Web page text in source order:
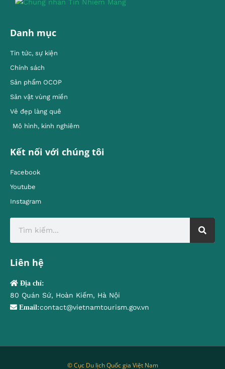
Danh mục
Tin tức, sự kiện
Chính sách
Sản phẩm OCOP
Sản vật vùng miền
Vẻ đẹp làng quê
Mô hình, kinh nghiêm
Kết nối với chúng tôi
Facebook
Youtube
Instagram
Liên hệ
Địa chỉ:
80 Quán Sứ, Hoàn Kiếm, Hà Nội
Email:contact@vietnamtourism.gov.vn
© Cục Du lịch Quốc gia Việt Nam